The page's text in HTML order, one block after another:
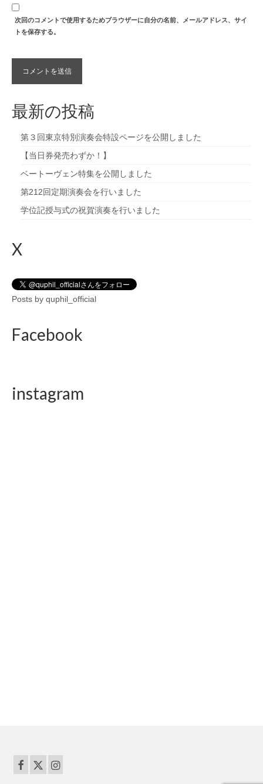
次回のコメントで使用するためブラウザーに自分の名前、メールアドレス、サイ
トを保存する。
最新の投稿
第３回東京特別演奏会特設ページを公開しました
【当日券発売わずか！】
ベートーヴェン特集を公開しました
第212回定期演奏会を行いました
学位記授与式の祝賀演奏を行いました
X
Posts by quphil_official
Facebook
instagram